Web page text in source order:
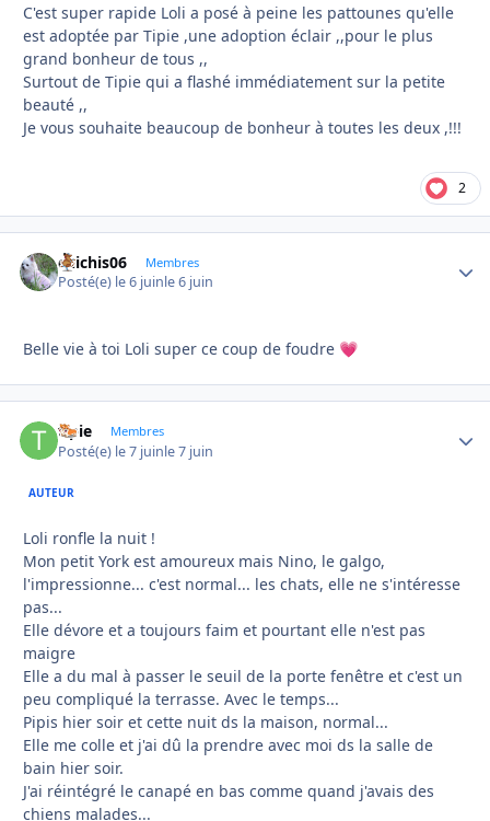
C'est super rapide Loli a posé à peine les pattounes qu'elle
est adoptée par Tipie ,une adoption éclair ,,pour le plus
grand bonheur de tous ,,
Surtout de Tipie qui a flashé immédiatement sur la petite
beauté ,,
Je vous souhaite beaucoup de bonheur à toutes les deux ,!!!
2
chichis06 Membres
Posté(e) le 6 juinle 6 juin
Belle vie à toi Loli super ce coup de foudre 💗
tipie Membres
Posté(e) le 7 juinle 7 juin
AUTEUR
Loli ronfle la nuit !
Mon petit York est amoureux mais Nino, le galgo,
l'impressionne... c'est normal... les chats, elle ne s'intéresse
pas...
Elle dévore et a toujours faim et pourtant elle n'est pas
maigre
Elle a du mal à passer le seuil de la porte fenêtre et c'est un
peu compliqué la terrasse. Avec le temps...
Pipis hier soir et cette nuit ds la maison, normal...
Elle me colle et j'ai dû la prendre avec moi ds la salle de
bain hier soir.
J'ai réintégré le canapé en bas comme quand j'avais des
chiens malades...